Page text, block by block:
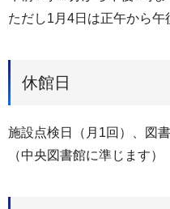
ただし1月4日は正午から午
休館日
施設点検日（月1回）、図
（中央図書館に準じます）